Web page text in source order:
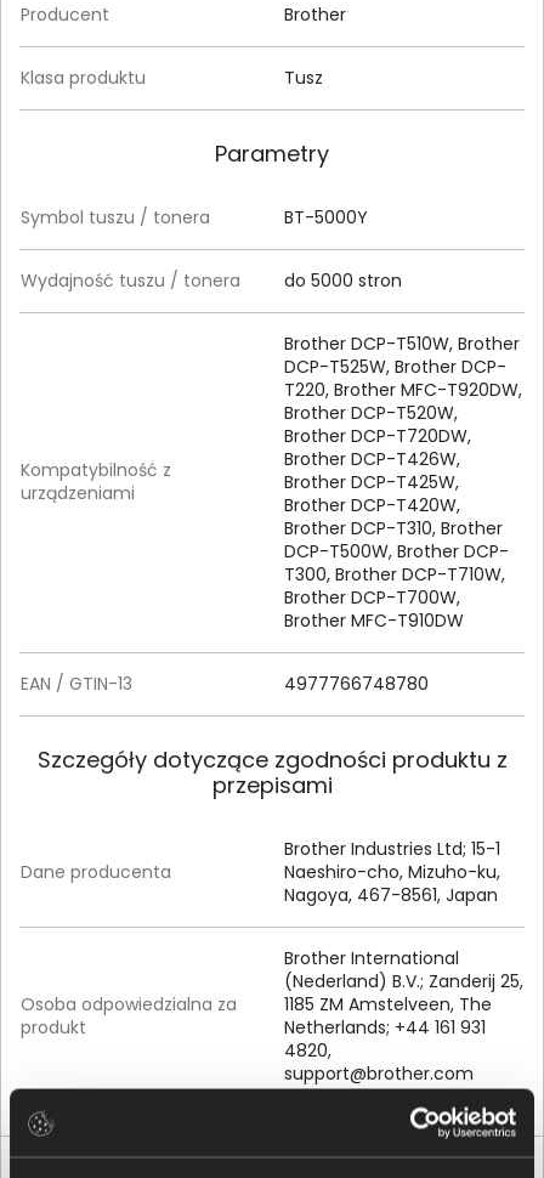
Producent Brother
Klasa produktu Tusz
Parametry
Symbol tuszu / tonera BT-5000Y
Wydajność tuszu / tonera do 5000 stron
Kompatybilność z
urządzeniami
Brother DCP-T510W, Brother
DCP-T525W, Brother DCP-
T220, Brother MFC-T920DW,
Brother DCP-T520W,
Brother DCP-T720DW,
Brother DCP-T426W,
Brother DCP-T425W,
Brother DCP-T420W,
Brother DCP-T310, Brother
DCP-T500W, Brother DCP-
T300, Brother DCP-T710W,
Brother DCP-T700W,
Brother MFC-T910DW
EAN / GTIN-13 4977766748780
Szczegóły dotyczące zgodności produktu z
przepisami
Dane producenta
Brother Industries Ltd; 15-1
Naeshiro-cho, Mizuho-ku,
Nagoya, 467-8561, Japan
Osoba odpowiedzialna za
produkt
Brother International
(Nederland) B.V.; Zanderij 25,
1185 ZM Amstelveen, The
Netherlands; +44 161 931
4820,
support@brother.com